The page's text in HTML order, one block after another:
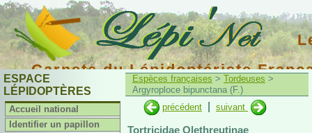
Carnets du Lépidoptériste
ESPACE
LÉPIDOPTÈRES
Accueil national
Identifier un papillon
Espèces françaises > Tordeuses >
Argyroploce bipunctana (F.)
précédent
suivant
Tortricidae Olethreutinae